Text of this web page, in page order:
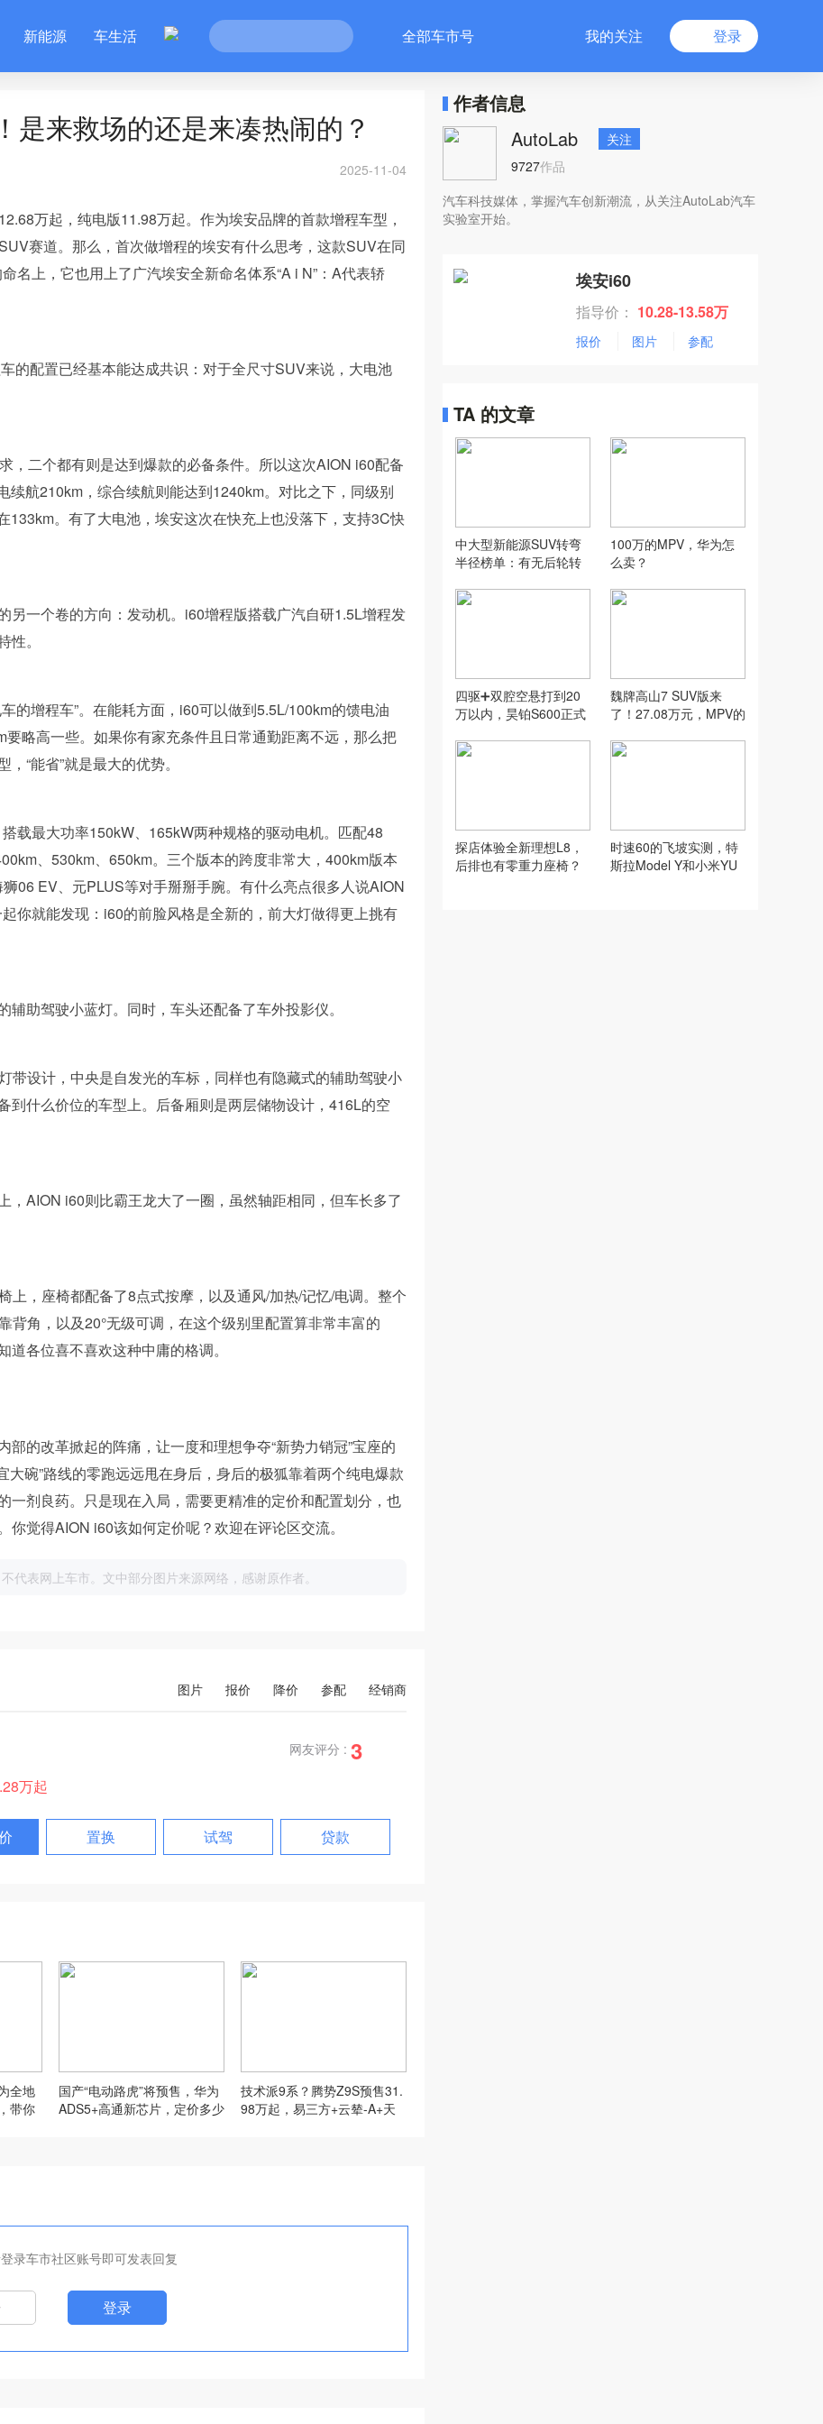
新能源 车生活 全部车市号 我的关注 登录
是来救场的还是来凑热闹的？
2025-11-04
万起，纯电版11.98万起。作为埃安品牌的首款增程车型，
赛道。那么，首次做增程的埃安有什么思考，这款SUV在同
名上，它也用上了广汽埃安全新命名体系“A i N”：A代表轿
的配置已经基本能达成共识：对于全尺寸SUV来说，大电池
，二个都有则是达到爆款的必备条件。所以这次AION i60配备
航210km，综合续航则能达到1240km。对比之下，同级别
133km。有了大电池，埃安这次在快充上也没落下，支持3C快
另一个卷的方向：发动机。i60增程版搭载广汽自研1.5L增程发
。
的增程车”。在能耗方面，i60可以做到5.5L/100km的馈电油
略高一些。如果你有家充条件且日常通勤距离不远，那么把
“能省”就是最大的优势。
载最大功率150kW、165kW两种规格的驱动电机。匹配48
、530km、650km。三个版本的跨度非常大，400km版本
06 EV、元PLUS等对手掰掰手腕。有什么亮点很多人说AION
你就能发现：i60的前脸风格是全新的，前大灯做得更上挑有
助驾驶小蓝灯。同时，车头还配备了车外投影仪。
带设计，中央是自发光的车标，同样也有隐藏式的辅助驾驶小
到什么价位的车型上。后备厢则是两层储物设计，416L的空
AION i60则比霸王龙大了一圈，虽然轴距相同，但车长多了
上，座椅都配备了8点式按摩，以及通风/加热/记忆/电调。整个
背角，以及20°无级可调，在这个级别里配置算非常丰富的
各位喜不喜欢这种中庸的格调。
的改革掀起的阵痛，让一度和理想争夺“新势力销冠”宝座的
碗”路线的零跑远远甩在身后，身后的极狐靠着两个纯电爆款
一剂良药。只是现在入局，需要更精准的定价和配置划分，也
觉得AION i60该如何定价呢？欢迎在评论区交流。
代表网上车市。文中部分图片来源网络，感谢原作者。
经销商
参配
降价
报价
图片
网友评分 : 3
万起
置换 试驾 贷款
全地
带你
国产“电动路虎”将预售，华为
ADS5+高通新芯片，定价多少
技术派9系？腾势Z9S预售31.
98万起，易三方+云辇-A+天
录车市社区账号即可发表回复
登录
作者信息
AutoLab
关注
9727作品
汽车科技媒体，掌握汽车创新潮流，从关注AutoLab汽车
实验室开始。
埃安i60
指导价： 10.28-13.58万
报价 图片 参配
TA 的文章
中大型新能源SUV转弯
半径榜单：有无后轮转
100万的MPV，华为怎
么卖？
四驱➕双腔空悬打到20
万以内，昊铂S600正式
魏牌高山7 SUV版来
了！27.08万元，MPV的
探店体验全新理想L8，
后排也有零重力座椅？
时速60的飞坡实测，特
斯拉Model Y和小米YU